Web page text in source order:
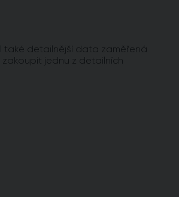
také detailnější data zaměřená
jednu z detailních